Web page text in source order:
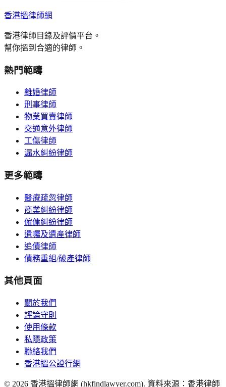
香港搵律師網
香港律師目錄及評價平台。
幫你搵到合適的律師。
熱門範疇
離婚律師
刑事律師
物業買賣律師
交通意外律師
工傷律師
漏水糾紛律師
更多範疇
醫療疏忽律師
商業糾紛律師
僱傭糾紛律師
遺囑及遺產律師
追債律師
債務重組/破產律師
其他頁面
關於我們
評論守則
使用條款
私隱政策
聯絡我們
香港搵公證行網
© 2026 香港搵律師網 (hkfindlawyer.com). 資料來源：香港律師